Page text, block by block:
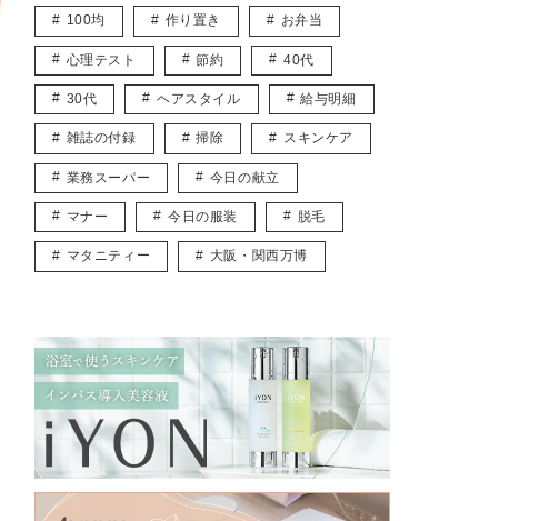
100均 作り置き お弁当
心理テスト 節約 40代
30代 ヘアスタイル 給与明細
雑誌の付録 掃除 スキンケア
業務スーパー 今日の献立
マナー 今日の服装 脱毛
マタニティー 大阪・関西万博